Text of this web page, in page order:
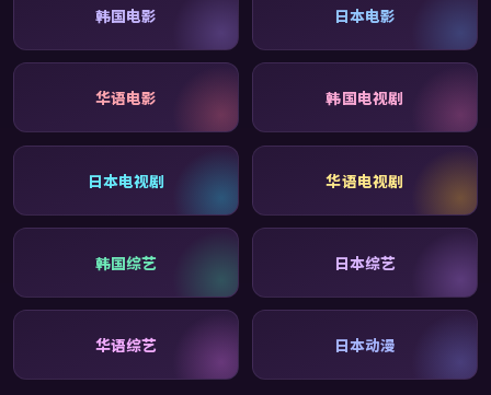
韩国电影 日本电影
华语电影 韩国电视剧
日本电视剧 华语电视剧
韩国综艺 日本综艺
华语综艺 日本动漫